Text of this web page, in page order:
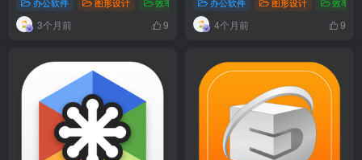
3个月前 9 4个月前 9